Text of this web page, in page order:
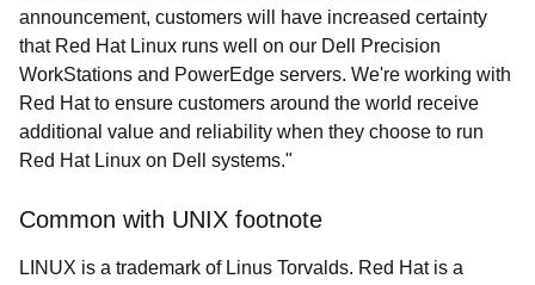
announcement, customers will have increased certainty
that Red Hat Linux runs well on our Dell Precision
WorkStations and PowerEdge servers. We're working with
Red Hat to ensure customers around the world receive
additional value and reliability when they choose to run
Red Hat Linux on Dell systems."
Common with UNIX footnote
LINUX is a trademark of Linus Torvalds. Red Hat is a